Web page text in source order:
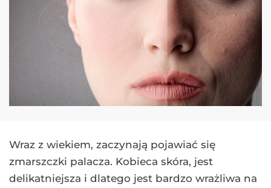
Wraz z wiekiem, zaczynają pojawiać się
zmarszczki palacza. Kobieca skóra, jest
delikatniejsza i dlatego jest bardzo wrażliwa na